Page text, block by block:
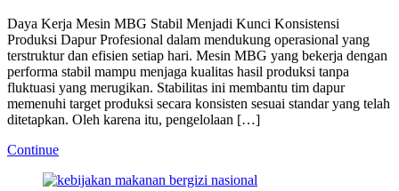
Daya Kerja Mesin MBG Stabil Menjadi Kunci Konsistensi
Produksi Dapur Profesional dalam mendukung operasional yang
terstruktur dan efisien setiap hari. Mesin MBG yang bekerja dengan
performa stabil mampu menjaga kualitas hasil produksi tanpa
fluktuasi yang merugikan. Stabilitas ini membantu tim dapur
memenuhi target produksi secara konsisten sesuai standar yang telah
ditetapkan. Oleh karena itu, pengelolaan […]
Continue